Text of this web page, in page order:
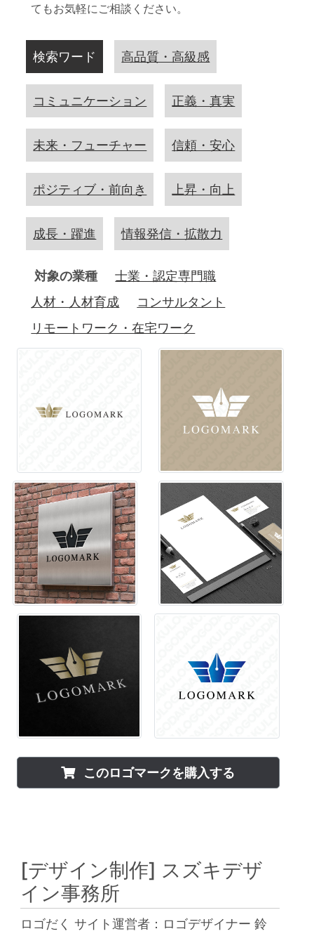
てもお気軽にご相談ください。
検索ワード 高品質・高級感
コミュニケーション 正義・真実
未来・フューチャー 信頼・安心
ポジティブ・前向き 上昇・向上
成長・躍進 情報発信・拡散力
対象の業種
士業・認定専門職
人材・人材育成
コンサルタント
リモートワーク・在宅ワーク
このロゴマークを購入する
[デザイン制作] スズキデザ
イン事務所
ロゴだく サイト運営者：ロゴデザイナー 鈴